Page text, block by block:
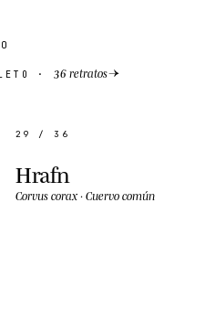
· 36 retratos→
29 / 36
Hrafn
Corvus corax·Cuervo común